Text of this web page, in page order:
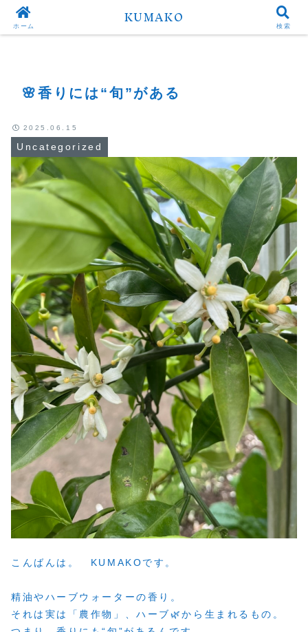
Uncategorized
🌸香りには“旬”がある
Uncategorized
2025.06.15
こんばんは。 KUMAKOです。
精油やハーブウォーターの香り。
それは実は「農作物」、ハーブ🌿から生まれるもの。
ホーム KUMAKO 検索